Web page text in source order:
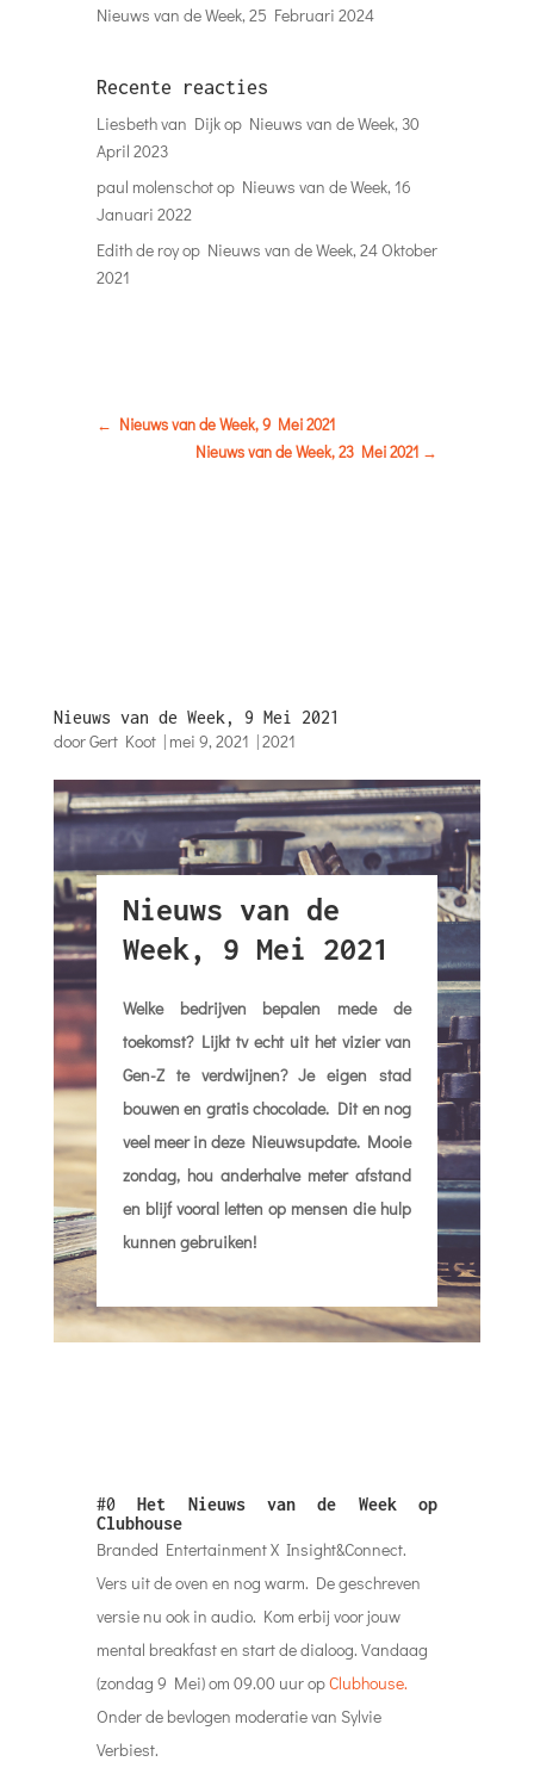
Nieuws van de Week, 25 Februari 2024
Recente reacties
Liesbeth van Dijkop Nieuws van de Week, 30
April 2023
paul molenschotop Nieuws van de Week, 16
Januari 2022
Edith de royop Nieuws van de Week, 24 Oktober
2021
← Nieuws van de Week, 9 Mei 2021
Nieuws van de Week, 23 Mei 2021 →
Nieuws van de Week, 9 Mei 2021
doorGert Koot| mei 9, 2021 |2021
Nieuws van de
Week, 9 Mei 2021
Welke bedrijven bepalen mede de
toekomst? Lijkt tv echt uit het vizier van
Gen-Z te verdwijnen? Je eigen stad
bouwen en gratis chocolade. Dit en nog
veel meer in deze Nieuwsupdate. Mooie
zondag, hou anderhalve meter afstand
en blijf vooral letten op mensen die hulp
kunnen gebruiken!
#0Het Nieuws van de Week op
Clubhouse
Branded Entertainment X Insight&Connect.
Vers uit de oven en nog warm. De geschreven
versie nu ook in audio. Kom erbij voor jouw
mental breakfast en start de dialoog. Vandaag
(zondag 9 Mei) om 09.00 uur opClubhouse.
Onder de bevlogen moderatie van Sylvie
Verbiest.